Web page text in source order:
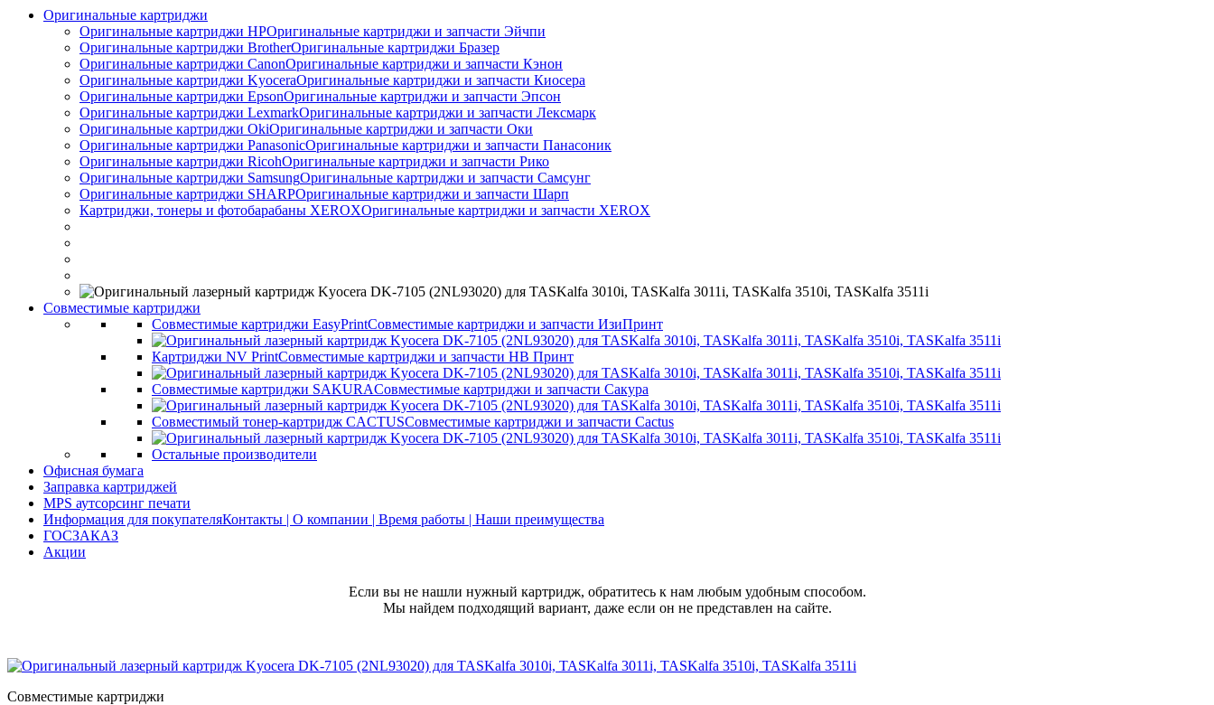
Оригинальные картриджи
Оригинальные картриджи HPОригинальные картриджи и запчасти Эйчпи
Оригинальные картриджи BrotherОригинальные картриджи Бразер
Оригинальные картриджи CanonОригинальные картриджи и запчасти Кэнон
Оригинальные картриджи KyoceraОригинальные картриджи и запчасти Киосера
Оригинальные картриджи EpsonОригинальные картриджи и запчасти Эпсон
Оригинальные картриджи LexmarkОригинальные картриджи и запчасти Лексмарк
Оригинальные картриджи ОkiОригинальные картриджи и запчасти Оки
Оригинальные картриджи PanasonicОригинальные картриджи и запчасти Панасоник
Оригинальные картриджи RicohОригинальные картриджи и запчасти Рико
Оригинальные картриджи SamsungОригинальные картриджи и запчасти Самсунг
Оригинальные картриджи SHARPОригинальные картриджи и запчасти Шарп
Картриджи, тонеры и фотобарабаны XEROXОригинальные картриджи и запчасти XEROX
Совместимые картриджи
Совместимые картриджи EasyPrintСовместимые картриджи и запчасти ИзиПринт
Картриджи NV PrintСовместимые картриджи и запчасти НВ Принт
Совместимые картриджи SAKURAСовместимые картриджи и запчасти Сакура
Совместимый тонер-картридж CACTUSСовместимые картриджи и запчасти Cactus
Остальные производители
Офисная бумага
Заправка картриджей
MPS аутсорсинг печати
Информация для покупателяКонтакты | О компании | Время работы | Наши преимущества
ГОСЗАКАЗ
Акции
Если вы не нашли нужный картридж, обратитесь к нам любым удобным способом.
Мы найдем подходящий вариант, даже если он не представлен на сайте.
Совместимые картриджи